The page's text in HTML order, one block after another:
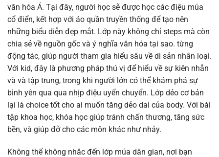
văn hóa Á. Tại đây, người học sẽ được học các điệu múa
cổ điển, kết hợp với áo quần truyền thống để tạo nên
những biểu diễn đẹp mắt. Lớp này không chỉ steps mà còn
chia sẻ về nguồn gốc và ý nghĩa văn hóa tại sao. từng
động tác, giúp người tham gia hiểu sâu về di sản nhân loại.
Với kid, đây là phương pháp thú vị để hiểu về sự kiên nhẫn
và và tập trung, trong khi người lớn có thể khám phá sự
bình yên qua qua nhịp điệu uyển chuyển. Lớp dẻo cơ bản
lại là choice tốt cho ai muốn tăng dẻo dai của body. Với bài
tập khoa học, khóa học giúp tránh chấn thương, tăng sức
bền, và giúp đỡ cho các môn khác như nhảy.
Không thể không nhắc đến lớp múa dân gian, nơi bạn